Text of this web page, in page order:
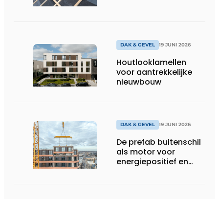
DAK & GEVEL 19 JUNI 2026
Houtlooklamellen
voor aantrekkelijke
nieuwbouw
DAK & GEVEL 19 JUNI 2026
De prefab buitenschil
als motor voor
energiepositief en